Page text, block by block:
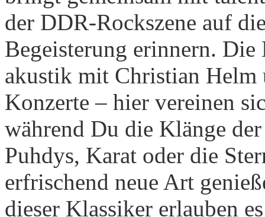
der DDR-Rockszene auf
Begeisterung erinnern. Die
akustik mit Christian Helm
Konzerte – hier vereinen
während Du die Klänge
Puhdys, Karat oder die
erfrischend neue Art
dieser Klassiker erlauben